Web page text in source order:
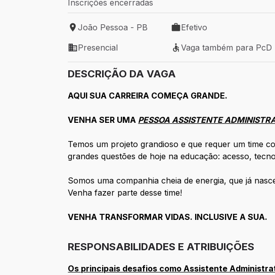
Inscrições encerradas
Local de trabalho: João Pessoa - PB
João Pessoa - PB
Tipo de vaga: Efetivo
Efetivo
Modelo de trabalho: Presencial
Presencial
Vaga também para PcD
Vaga também para PcD
DESCRIÇÃO DA VAGA
AQUI SUA CARREIRA COMEÇA GRANDE.
VENHA SER UMA PESSOA ASSISTENTE
Temos um projeto grandioso e que requer um time
grandes questões de hoje na educação: acesso,
Somos uma companhia cheia de energia, que já
Venha fazer parte desse time!
VENHA TRANSFORMAR VIDAS. INCLUSIVE A SUA.
RESPONSABILIDADES E ATRIBUIÇÕES
Os principais desafios como Assistente